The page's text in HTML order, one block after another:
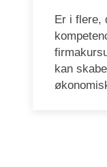
Er i flere,
kan